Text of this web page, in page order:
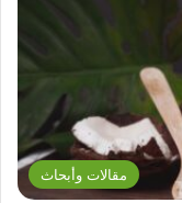
مقالات وأبحاث